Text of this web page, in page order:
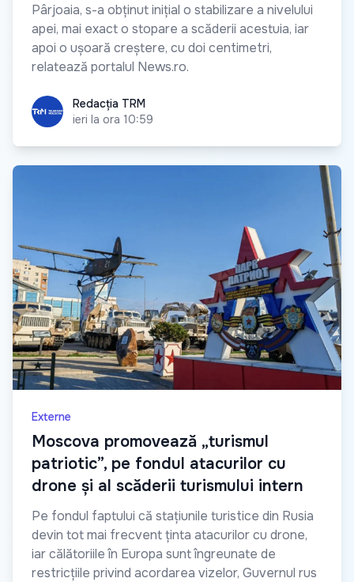
Pârjoaia, s-a obținut inițial o stabilizare a nivelului
apei, mai exact o stopare a scăderii acestuia, iar
apoi o ușoară creștere, cu doi centimetri,
relatează portalul News.ro.
Redacția TRM
Redacția TRM
ieri la ora 10:59
Externe
Moscova promovează „turismul
patriotic”, pe fondul atacurilor cu
drone și al scăderii turismului intern
Pe fondul faptului că stațiunile turistice din Rusia
devin tot mai frecvent ținta atacurilor cu drone,
iar călătoriile în Europa sunt îngreunate de
restricțiile privind acordarea vizelor, Guvernul rus